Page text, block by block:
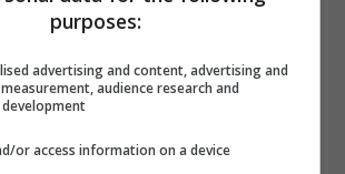
in perdita. Il
−1,38 %, ilROIC−1,46 % e il
valori che riflettono margini
L’EV/EBITDAsi attesta su
purposes:
advertising and content, advertising and
audience research and
development
or access information on a device